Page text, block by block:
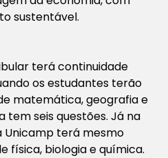
sustentável.
terá continuidade
os estudantes terão
matemática, geografia e
tem seis questões. Já na
Unicamp terá mesmo
física, biologia e química.